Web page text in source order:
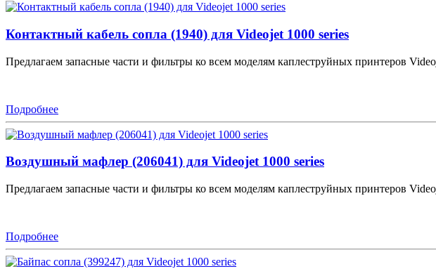
Контактный кабель сопла (1940) для Videojet 1000 series
Предлагаем запасные части и фильтры ко всем моделям каплеструйных принтеров
Подробнее
Воздушный мафлер (206041) для Videojet 1000 series
Предлагаем запасные части и фильтры ко всем моделям каплеструйных принтеров
Подробнее